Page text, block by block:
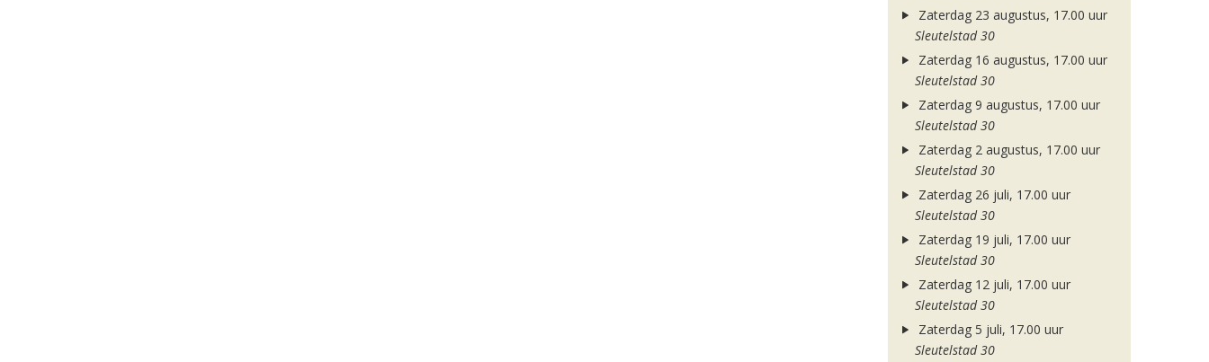
Zaterdag 23 augustus, 17.00 uur
Sleutelstad 30
Zaterdag 16 augustus, 17.00 uur
Sleutelstad 30
Zaterdag 9 augustus, 17.00 uur
Sleutelstad 30
Zaterdag 2 augustus, 17.00 uur
Sleutelstad 30
Zaterdag 26 juli, 17.00 uur
Sleutelstad 30
Zaterdag 19 juli, 17.00 uur
Sleutelstad 30
Zaterdag 12 juli, 17.00 uur
Sleutelstad 30
Zaterdag 5 juli, 17.00 uur
Sleutelstad 30